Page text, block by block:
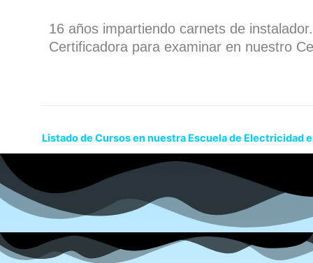
16 años impartiendo carnets de
Certificadora para examinar en nuestro
Listado de Cursos en nuestra Escuela de Electricidad